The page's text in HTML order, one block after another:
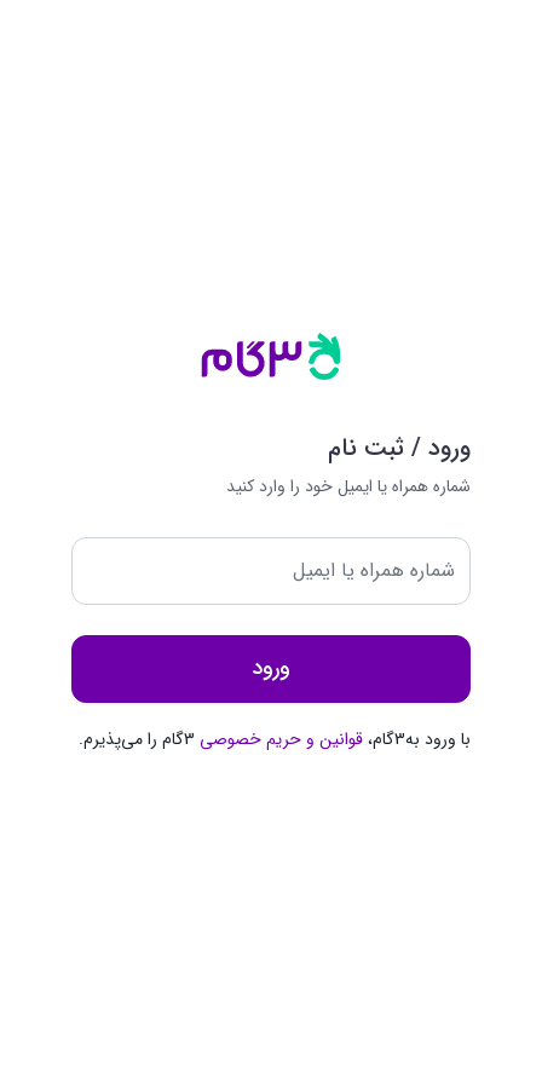
ورود / ثبت نام
شماره همراه یا ایمیل خود را وارد کنید
ورود
با ورود به3گام، قوانین و حریم ‌خصوصی 3گام را می‌پذیرم.